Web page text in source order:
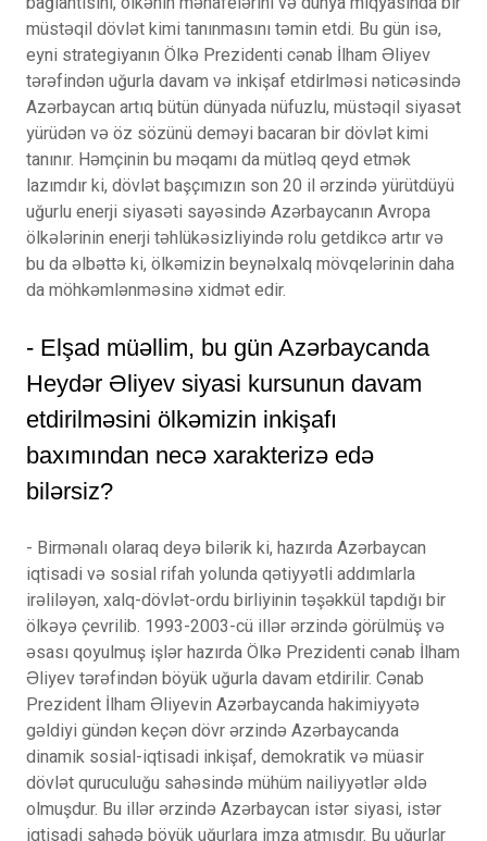
müstəqil dövlət kimi tanınmasını təmin etdi. Bu gün isə,
eyni strategiyanın Ölkə Prezidenti cənab İlham Əliyev
tərəfindən uğurla davam və inkişaf etdirlməsi nəticəsində
Azərbaycan artıq bütün dünyada nüfuzlu, müstəqil siyasət
yürüdən və öz sözünü deməyi bacaran bir dövlət kimi
tanınır. Həmçinin bu məqamı da mütləq qeyd etmək
lazımdır ki, dövlət başçımızın son 20 il ərzində yürütdüyü
uğurlu enerji siyasəti sayəsində Azərbaycanın Avropa
ölkələrinin enerji təhlükəsizliyində rolu getdikcə artır və
bu da əlbəttə ki, ölkəmizin beynəlxalq mövqelərinin daha
da möhkəmlənməsinə xidmət edir.
- Elşad müəllim, bu gün Azərbaycanda
Heydər Əliyev siyasi kursunun davam
etdirilməsini ölkəmizin inkişafı
baxımından necə xarakterizə edə
bilərsiz?
- Birmənalı olaraq deyə bilərik ki, hazırda Azərbaycan
iqtisadi və sosial rifah yolunda qətiyyətli addımlarla
irəliləyən, xalq-dövlət-ordu birliyinin təşəkkül tapdığı bir
ölkəyə çevrilib. 1993-2003-cü illər ərzində görülmüş və
əsası qoyulmuş işlər hazırda Ölkə Prezidenti cənab İlham
Əliyev tərəfindən böyük uğurla davam etdirilir. Cənab
Prezident İlham Əliyevin Azərbaycanda hakimiyyətə
gəldiyi gündən keçən dövr ərzində Azərbaycanda
dinamik sosial-iqtisadi inkişaf, demokratik və müasir
dövlət quruculuğu sahəsində mühüm nailiyyətlər əldə
olmuşdur. Bu illər ərzində Azərbaycan istər siyasi, istər
iqtisadi sahədə böyük uğurlara imza atmışdır. Bu uğurlar